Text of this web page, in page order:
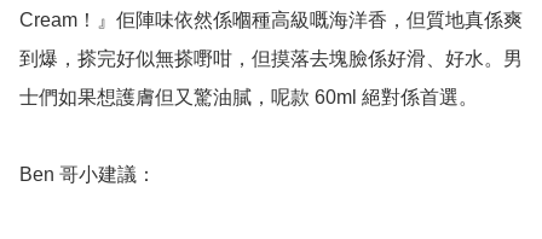
Cream！』佢陣味依然係嗰種高級嘅海洋香，但質地真係爽
到爆，搽完好似無搽嘢咁，但摸落去塊臉係好滑、好水。男
士們如果想護膚但又驚油膩，呢款 60ml 絕對係首選。
Ben 哥小建議：